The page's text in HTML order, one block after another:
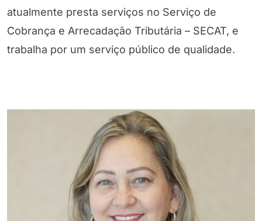
atualmente presta serviços no Serviço de
Cobrança e Arrecadação Tributária – SECAT, e
trabalha por um serviço público de qualidade.